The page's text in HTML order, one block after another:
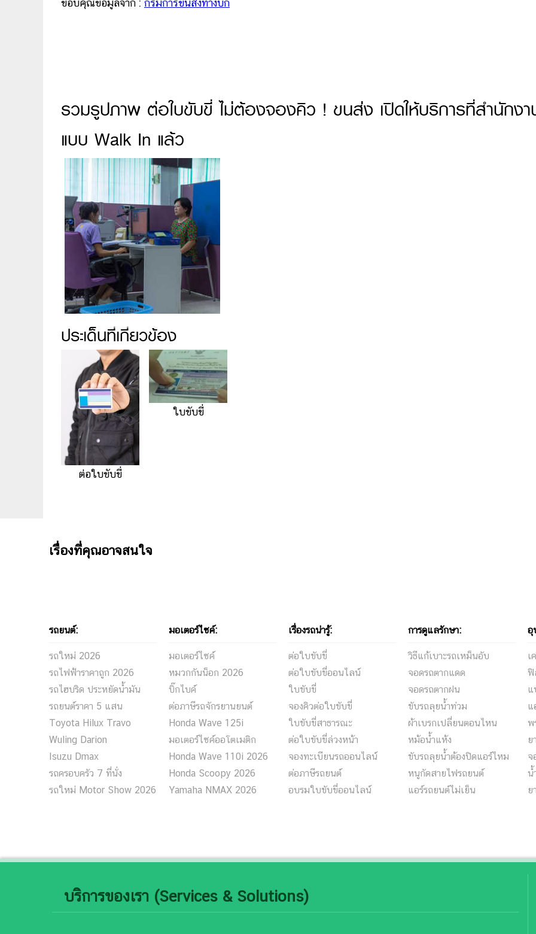
ขอบคุณข้อมูลจาก : กรมการขนส่งทางบก
รวมรูปภาพ ต่อใบขับขี่ ไม่ต้องจองคิว ! ขนส่ง เปิดให้บริการที่สำนักง
แบบ Walk In แล้ว
ประเด็นที่เกี่ยวข้อง
ต่อใบขับขี่
ใบขับขี่
เรื่องที่คุณอาจสนใจ
รถยนต์:
รถใหม่ 2026
รถไฟฟ้าราคาถูก 2026
รถไฮบริด ประหยัดน้ำมัน
รถยนต์ราคา 5 แสน
Toyota Hilux Travo
Wuling Darion
Isuzu Dmax
รถครอบครัว 7 ที่นั่ง
รถใหม่ Motor Show 2026
มอเตอร์ไซค์:
มอเตอร์ไซค์
หมวกกันน็อก 2026
บิ๊กไบค์
ต่อภาษีรถจักรยานยนต์
Honda Wave 125i
มอเตอร์ไซค์ออโตเมติก
Honda Wave 110i 2026
Honda Scoopy 2026
Yamaha NMAX 2026
เรื่องรถน่ารู้:
ต่อใบขับขี่
ต่อใบขับขี่ออนไลน์
ใบขับขี่
จองคิวต่อใบขับขี่
ใบขับขี่สาธารณะ
ต่อใบขับขี่ล่วงหน้า
จองทะเบียนรถออนไลน์
ต่อภาษีรถยนต์
อบรมใบขับขี่ออนไลน์
การดูแลรักษา:
วิธีแก้เบาะรถเหม็นอับ
จอดรถตากแดด
จอดรถตากฝน
ขับรถลุยน้ำท่วม
ผ้าเบรกเปลี่ยนตอนไหน
หม้อน้ำแห้ง
ขับรถลุยน้ำต้องปิดแอร์ไหม
หนูกัดสายไฟรถยนต์
แอร์รถยนต์ไม่เย็น
อุ
เ
ฟิ
แ
แ
พ
ย
จ
น้
ย
บริการของเรา (Services & Solutions)